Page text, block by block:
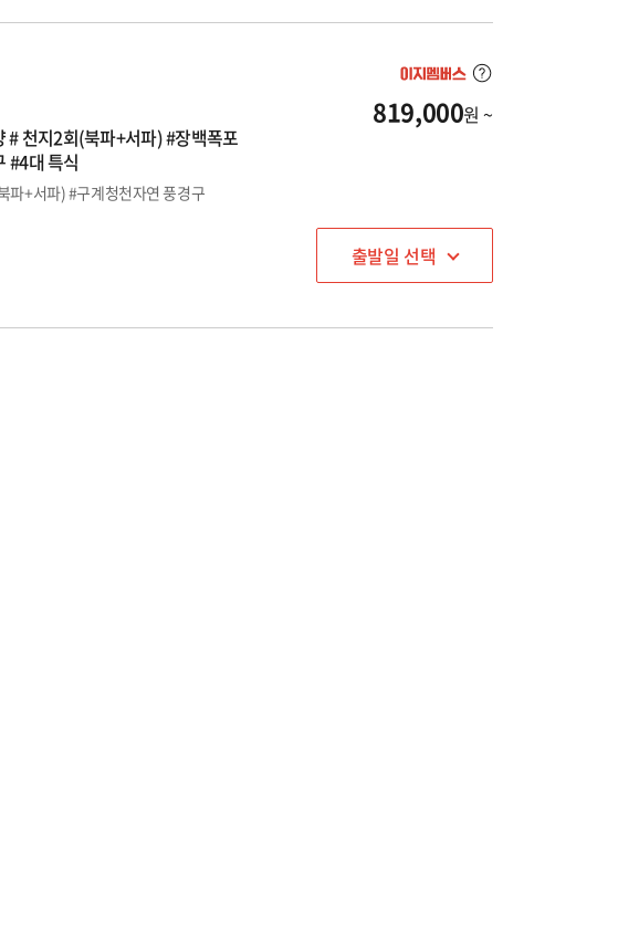
천지2회(북파+서파) #장백폭포
#4대 특식
파+서파) #구계청천자연 풍경구
819,000원 ~
출발일 선택